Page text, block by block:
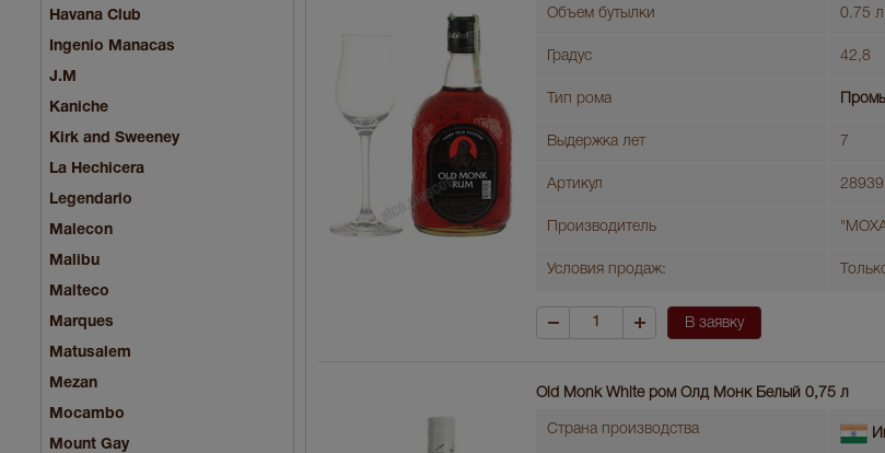
Havana Club
Ingenio Manacas
J.M
Kaniche
Kirk and Sweeney
La Hechicera
Legendario
Malecon
Malibu
Malteco
Marques
Matusalem
Mezan
Mocambo
Mount Gay
Объем бутылки 0.75 л
Градус 42,8
Тип рома
Выдержка лет 7
Артикул 28939
Производитель
Условия продаж:
В заявку
Old Monk White ром Олд Монк Белый 0,75 л
Страна производства